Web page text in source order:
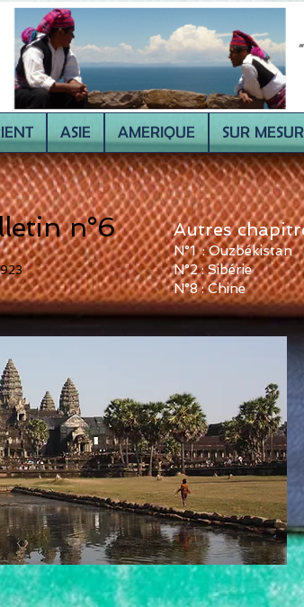
ASIE AMERIQUE SUR
n°6 Autres
N°1 : Ouzbékistan
N°2 : Sibérie
N°8 :